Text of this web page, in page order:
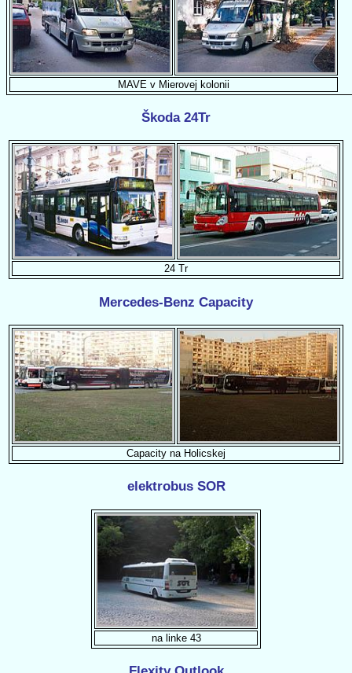
MAVE v Mierovej kolonii
Škoda 24Tr
24 Tr
Mercedes-Benz Capacity
Capacity na Holicskej
elektrobus SOR
na linke 43